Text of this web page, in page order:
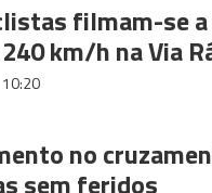
filmam-se
km/h na Via
10:20
no
sem feridos